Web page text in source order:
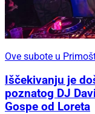
Ove subote u
Iščekivanju je
poznatog DJ
Gospe od Loreta